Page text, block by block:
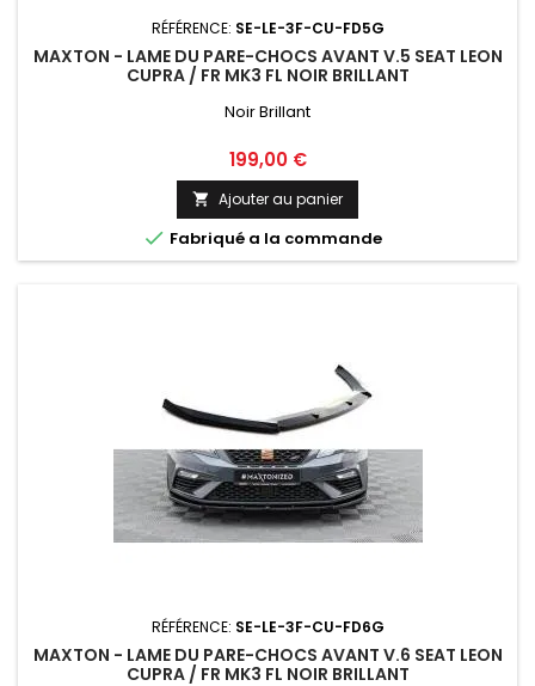
RÉFÉRENCE: SE-LE-3F-CU-FD5G
MAXTON - LAME DU PARE-CHOCS AVANT V.5 SEAT LEON
CUPRA / FR MK3 FL NOIR BRILLANT
Noir Brillant
Prix
199,00 €
 Ajouter au panier
 Fabriqué a la commande
RÉFÉRENCE: SE-LE-3F-CU-FD6G
MAXTON - LAME DU PARE-CHOCS AVANT V.6 SEAT LEON
CUPRA / FR MK3 FL NOIR BRILLANT